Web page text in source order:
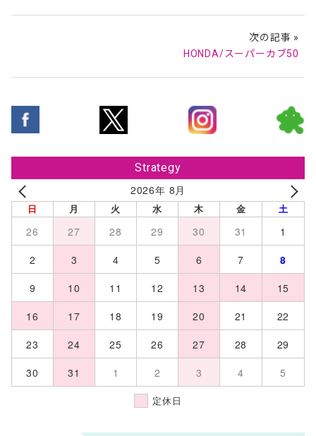
Strategy
2026年 8月
日 月 火 水 木 金 土
26 27 28 29 30 31
1
2
3 4 5 6 7
8
9
10 11 12 13 14
15
16
17 18 19 20 21
22
23
24 25 26 27 28
29
30
31 1 2 3 4 5
定休日
次の記事 »
HONDA/スーパーカブ50